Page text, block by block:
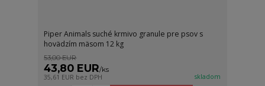
Piper Animals suché krmivo granule pre psov s
hovädzím mäsom 12 kg
53,00 EUR
43,80 EUR/ks
35,61 EUR bez DPH skladom